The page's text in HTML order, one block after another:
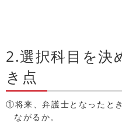
2.選択科目を決
き点
①将来、弁護士となったと
ながるか。